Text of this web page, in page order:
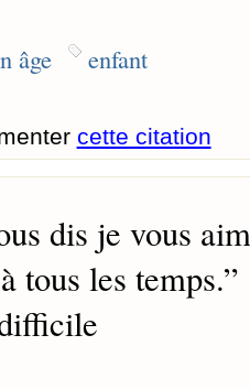
âge enfant
cette citation
dis je vous
tous les temps.”